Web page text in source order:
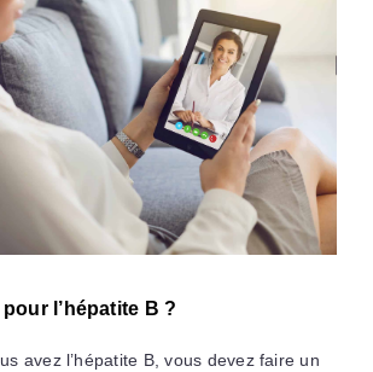
l’hépatite B ?
avez l’hépatite B, vous devez faire un